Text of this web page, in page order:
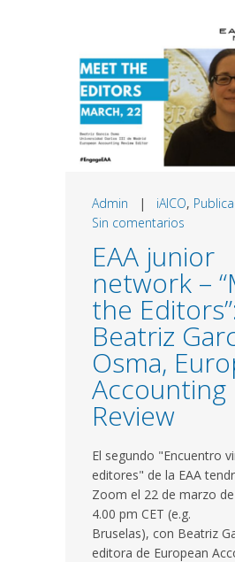
Admin | iAICO,
Sin comentarios
EAA junior
network –
the
Beatriz
Osma,
Accounting
Review
El segundo "Encuentro
editores" de la EAA
Zoom el 22 de marzo
4.00 pm CET (e.g.
Bruselas), con Beatriz
editora de European